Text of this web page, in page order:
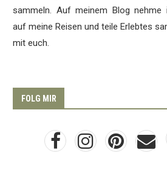
sammeln. Auf meinem Blog
auf meine Reisen und teile Erlebtes
mit euch.
FOLG MIR